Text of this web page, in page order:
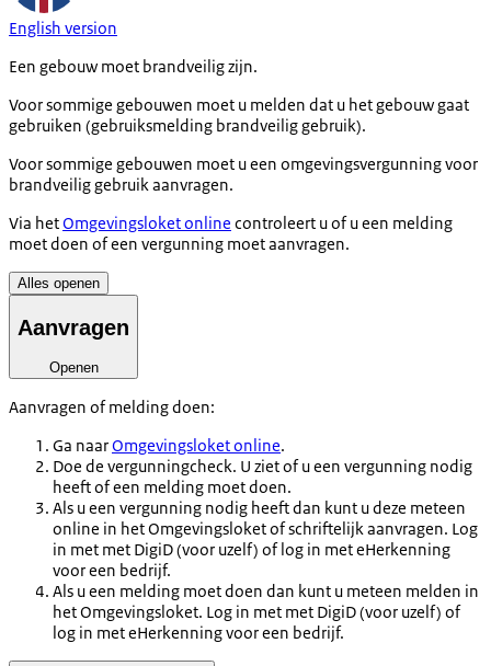
English version
Een gebouw moet brandveilig zijn.
Voor sommige gebouwen moet u melden dat u het gebouw gaat
gebruiken (gebruiksmelding brandveilig gebruik).
Voor sommige gebouwen moet u een omgevingsvergunning voor
brandveilig gebruik aanvragen.
Via hetOmgevingsloket online controleert u of u een melding
moet doen of een vergunning moet aanvragen.
Alles openen
Aanvragen
Openen
Aanvragen of melding doen:
Ga naarOmgevingsloket online.
Doe de vergunningcheck. U ziet of u een vergunning nodig
heeft of een melding moet doen.
Als u een vergunning nodig heeft dan kunt u deze meteen
online in het Omgevingsloket of schriftelijk aanvragen. Log
in met met DigiD (voor uzelf) of log in met eHerkenning
voor een bedrijf.
Als u een melding moet doen dan kunt u meteen melden in
het Omgevingsloket. Log in met met DigiD (voor uzelf) of
log in met eHerkenning voor een bedrijf.